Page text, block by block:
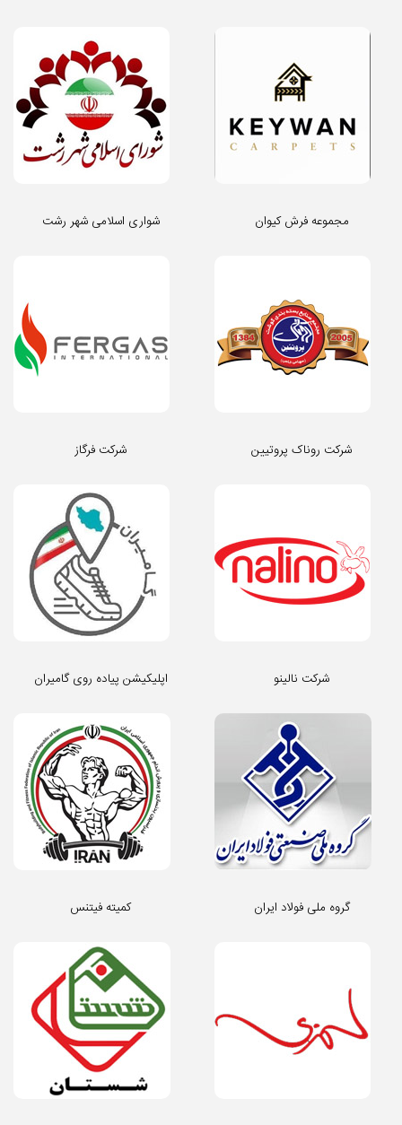
شواری اسلامی شهر رشت مجموعه فرش کیوان
شرکت فرگاز شرکت روناک پروتیین
اپلیکیشن پیاده روی گامیران شرکت نالینو
کمیته فیتنس گروه ملی فولاد ایران